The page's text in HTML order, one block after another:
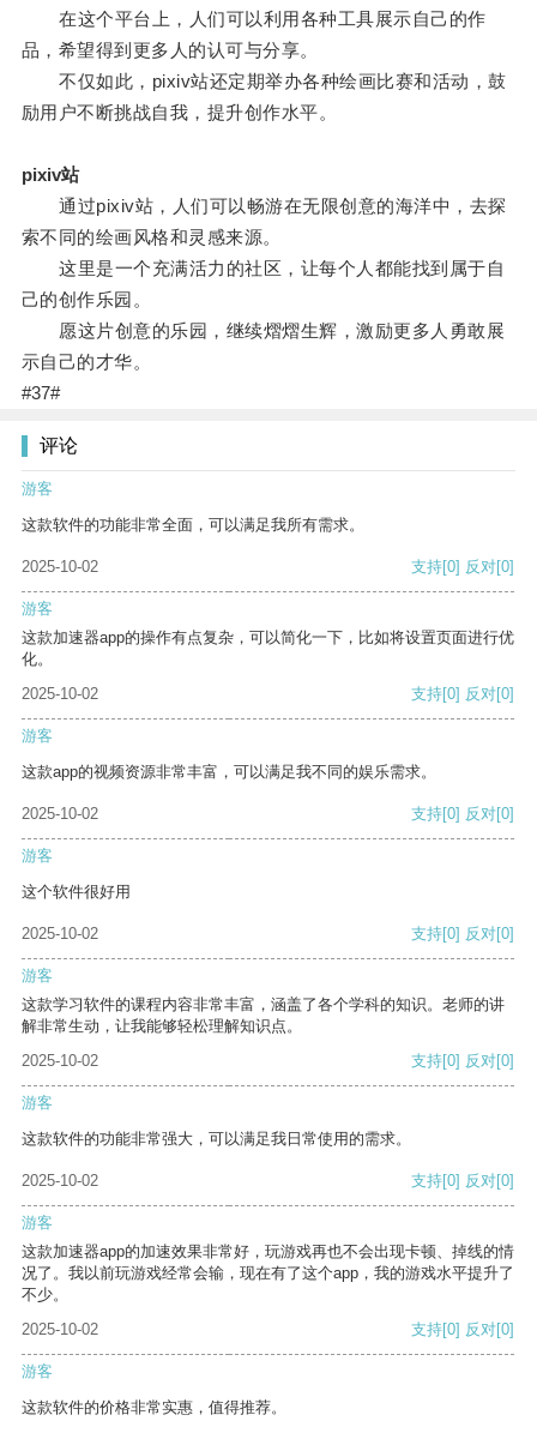
在这个平台上，人们可以利用各种工具展示自己的作
品，希望得到更多人的认可与分享。
不仅如此，pixiv站还定期举办各种绘画比赛和活动，鼓
励用户不断挑战自我，提升创作水平。
pixiv站
通过pixiv站，人们可以畅游在无限创意的海洋中，去探
索不同的绘画风格和灵感来源。
这里是一个充满活力的社区，让每个人都能找到属于自
己的创作乐园。
愿这片创意的乐园，继续熠熠生辉，激励更多人勇敢展
示自己的才华。
#37#
评论
游客
这款软件的功能非常全面，可以满足我所有需求。
2025-10-02 支持[0] 反对[0]
游客
这款加速器app的操作有点复杂，可以简化一下，比如将设置页面进行优
化。
2025-10-02
支持[0] 反对[0]
游客
这款app的视频资源非常丰富，可以满足我不同的娱乐需求。
2025-10-02 支持[0] 反对[0]
游客
这个软件很好用
2025-10-02 支持[0] 反对[0]
游客
这款学习软件的课程内容非常丰富，涵盖了各个学科的知识。老师的讲
解非常生动，让我能够轻松理解知识点。
2025-10-02
支持[0] 反对[0]
游客
这款软件的功能非常强大，可以满足我日常使用的需求。
2025-10-02 支持[0] 反对[0]
游客
这款加速器app的加速效果非常好，玩游戏再也不会出现卡顿、掉线的情
况了。我以前玩游戏经常会输，现在有了这个app，我的游戏水平提升了
不少。
2025-10-02
支持[0] 反对[0]
游客
这款软件的价格非常实惠，值得推荐。